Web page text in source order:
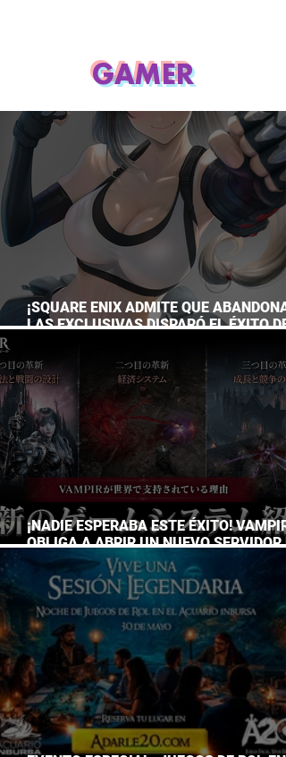
GAMER
¡SQUARE ENIX ADMITE QUE
LAS EXCLUSIVAS DISPARÓ EL ÉXITO DE
¡NADIE ESPERABA ESTE ÉXITO! VAMPIR
OBLIGA A ABRIR UN NUEVO SERVIDOR
JAPÓN A SOLO DOS DÍAS DE SU
LANZAMIENTO